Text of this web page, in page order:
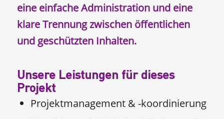
eine einfache Administration und eine
klare Trennung zwischen öffentlichen
und geschützten Inhalten.
Unsere Leistungen für dieses
Projekt
Projektmanagement & -koordinierung